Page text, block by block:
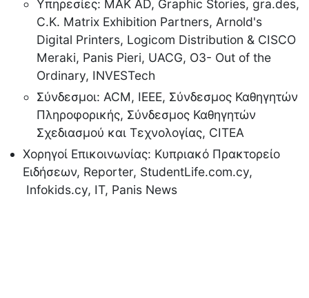
Υπηρεσίες: MAK AD, Graphic Stories, gra.des,
C.K. Matrix Exhibition Partners, Arnold's
Digital Printers, Logicom Distribution & CISCO
Meraki, Panis Pieri, UACG, O3- Out of the
Ordinary, INVESTech
Σύνδεσμοι: ACM, ΙΕΕΕ, Σύνδεσμος Καθηγητών
Πληροφορικής, Σύνδεσμος Καθηγητών
Σχεδιασμού και Τεχνολογίας, CITEA
Χορηγοί Επικοινωνίας: Κυπριακό Πρακτορείο
Ειδήσεων, Reporter, StudentLife.com.cy,
Ιnfokids.cy, ΙΤ, Panis News